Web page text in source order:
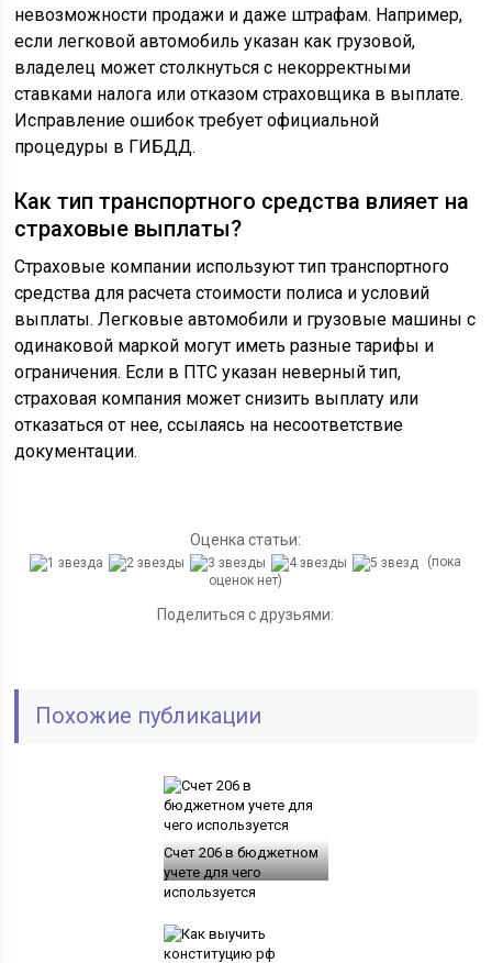
невозможности продажи и даже штрафам. Например,
если легковой автомобиль указан как грузовой,
владелец может столкнуться с некорректными
ставками налога или отказом страховщика в выплате.
Исправление ошибок требует официальной
процедуры в ГИБДД.
Как тип транспортного средства влияет на
страховые выплаты?
Страховые компании используют тип транспортного
средства для расчета стоимости полиса и условий
выплаты. Легковые автомобили и грузовые машины с
одинаковой маркой могут иметь разные тарифы и
ограничения. Если в ПТС указан неверный тип,
страховая компания может снизить выплату или
отказаться от нее, ссылаясь на несоответствие
документации.
Оценка статьи:
(пока
оценок нет)
Поделиться с друзьями:
Похожие публикации
Счет 206 в бюджетном
учете для чего
используется